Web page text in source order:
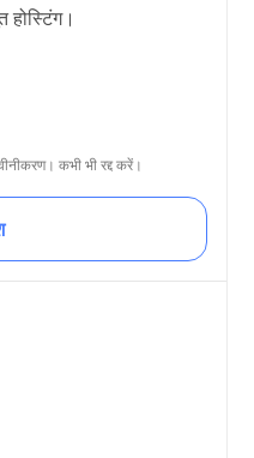
होस्टिंग।
कभी भी रद्द करें।